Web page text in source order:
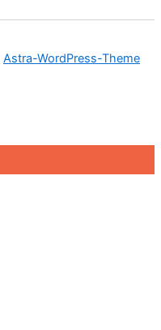
Astra-WordPress-Theme